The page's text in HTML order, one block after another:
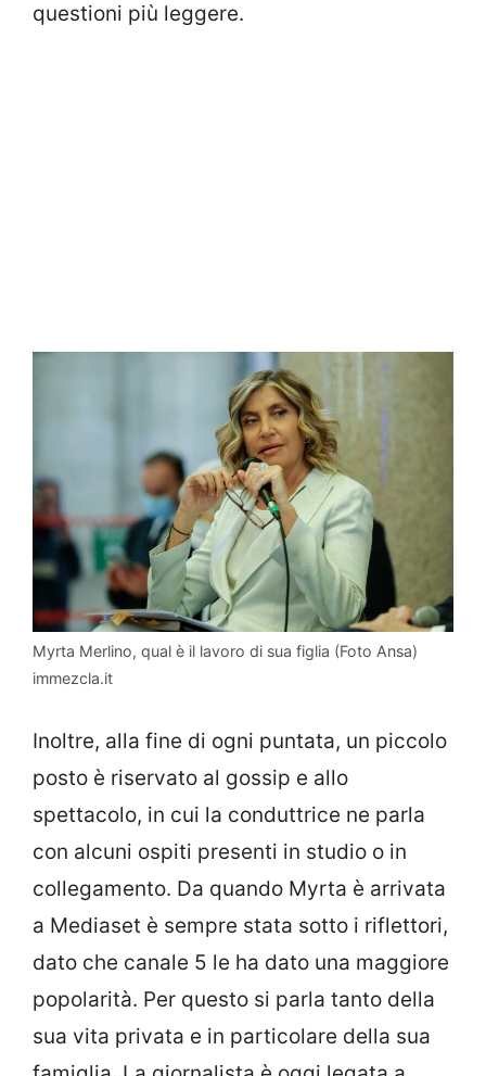
questioni più leggere.
Myrta Merlino, qual è il lavoro di sua figlia (Foto Ansa)
immezcla.it
Inoltre, alla fine di ogni puntata, un piccolo
posto è riservato al gossip e allo
spettacolo, in cui la conduttrice ne parla
con alcuni ospiti presenti in studio o in
collegamento. Da quando Myrta è arrivata
a Mediaset è sempre stata sotto i riflettori,
dato che canale 5 le ha dato una maggiore
popolarità. Per questo si parla tanto della
sua vita privata e in particolare della sua